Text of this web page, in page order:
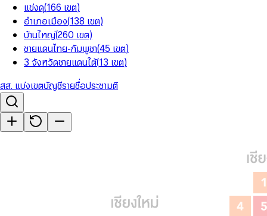
แข่งดุ(166 เขต)
อำเภอเมือง(138 เขต)
บ้านใหญ่(260 เขต)
ชายแดนไทย-กัมพูชา(45 เขต)
3 จังหวัดชายแดนใต้(13 เขต)
สส. แบ่งเขตบัญชีรายชื่อประชามติ